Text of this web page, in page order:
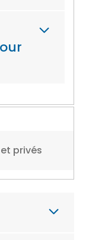
privés